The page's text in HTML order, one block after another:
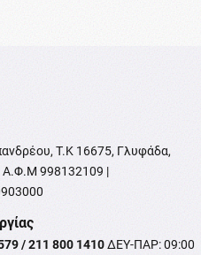
T.K 16675, Γλυφάδα,
Α.Φ.Μ 998132109 |
/ 211 800 1410ΔΕΥ-ΠΑΡ: 09:00